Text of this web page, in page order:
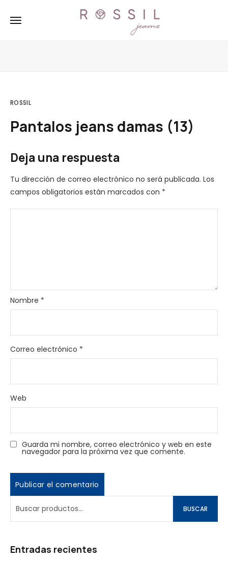
ROSSIL
Pantalos jeans damas (13)
Deja una respuesta
Tu dirección de correo electrónico no será publicada. Los
campos obligatorios están marcados con *
Nombre *
Correo electrónico *
Web
Guarda mi nombre, correo electrónico y web en este
navegador para la próxima vez que comente.
BUSCAR
Entradas recientes